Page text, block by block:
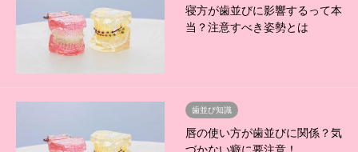
寝方が歯並びに影響するって本
当？注意すべき姿勢とは
歯並び知識
唇の使い方が歯並びに関係？気